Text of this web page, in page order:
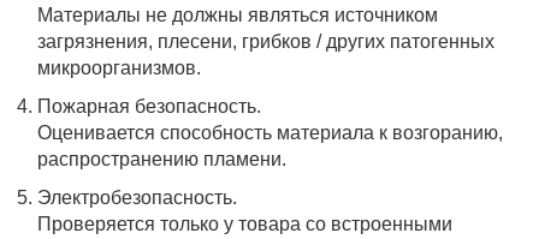
Материалы не должны являться источником
загрязнения, плесени, грибков / других патогенных
микроорганизмов.
Пожарная безопасность.
Оценивается способность материала к возгоранию,
распространению пламени.
Электробезопасность.
Проверяется только у товара со встроенными